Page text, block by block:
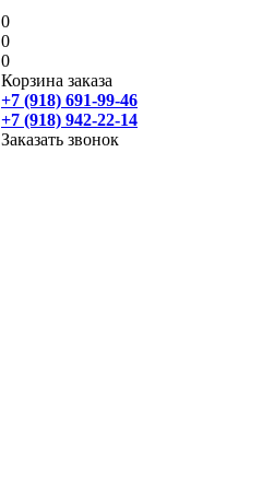
0
0
0
Корзина заказа
+7 (918) 691-99-46
+7 (918) 942-22-14
Заказать звонок